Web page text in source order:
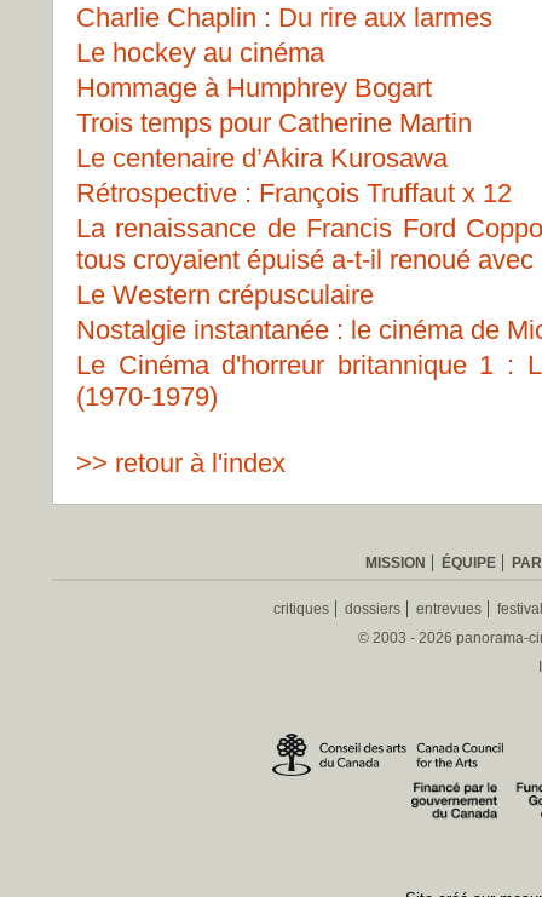
Charlie Chaplin : Du rire aux larmes
Le hockey au cinéma
Hommage à Humphrey Bogart
Trois temps pour Catherine Martin
Le centenaire d’Akira Kurosawa
Rétrospective : François Truffaut x 12
La renaissance de Francis Ford
tous croyaient épuisé a-t-il renoué
Le Western crépusculaire
Nostalgie instantanée : le cinéma de
Le Cinéma d'horreur britannique 1 :
(1970-1979)
>> retour à l'index
MISSION ÉQUIPE
critiques dossiers entrevues
© 2003 - 2026 panorama-